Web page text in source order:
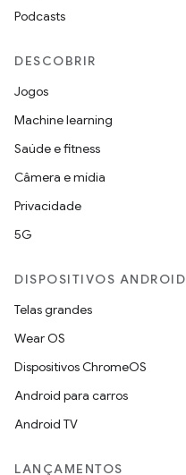
Podcasts
DESCOBRIR
Jogos
Machine learning
Saúde e fitness
Câmera e mídia
Privacidade
5G
DISPOSITIVOS ANDROID
Telas grandes
Wear OS
Dispositivos ChromeOS
Android para carros
Android TV
LANÇAMENTOS